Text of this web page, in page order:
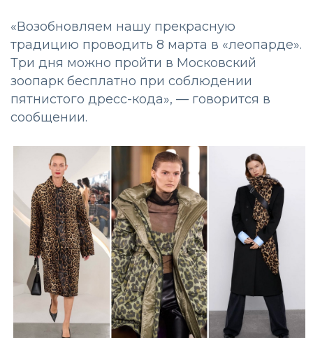
«Возобновляем нашу прекрасную
традицию проводить 8 марта в «леопарде».
Три дня можно пройти в Московский
зоопарк бесплатно при соблюдении
пятнистого дресс-кода», — говорится в
сообщении.